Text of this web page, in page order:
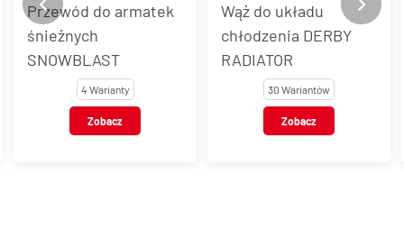
Przewód do armatek
śnieżnych
SNOWBLAST
4 Warianty
Zobacz
Wąż do układu
chłodzenia DERBY
RADIATOR
30 Wariantów
Zobacz